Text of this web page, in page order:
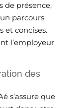
de présence,
parcours
et concises.
l’employeur
des
s’assure que